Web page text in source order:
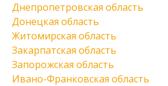
Днепропетровская область
Донецкая область
Житомирская область
Закарпатская область
Запорожская область
Ивано-Франковская область